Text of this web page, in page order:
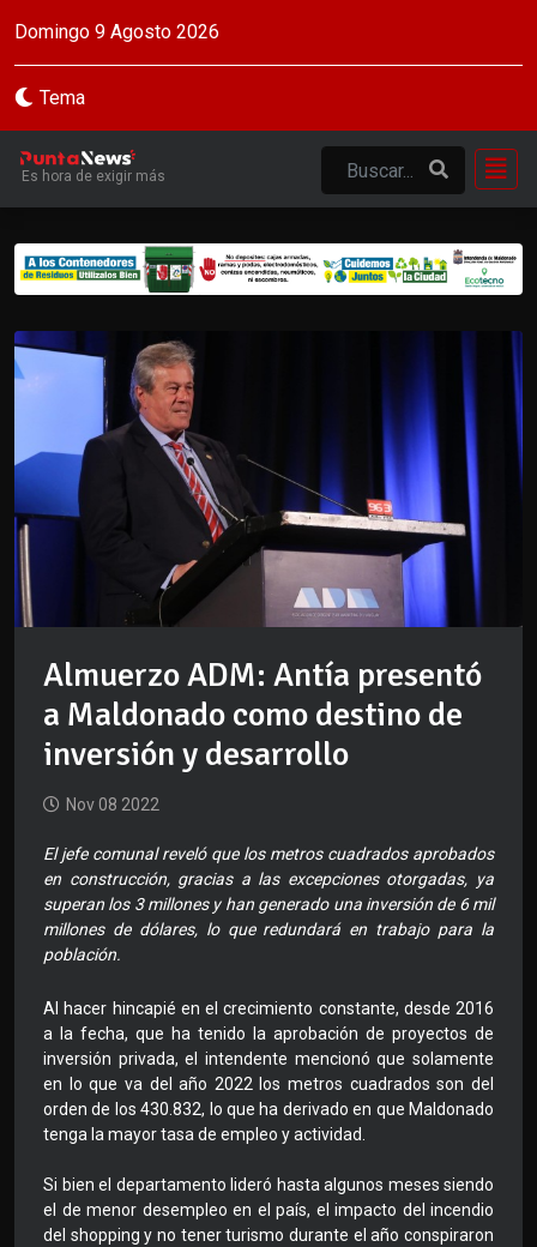
Domingo 9 Agosto 2026
Tema
Es hora de exigir más
Almuerzo ADM: Antía presentó
a Maldonado como destino de
inversión y desarrollo
Nov 08 2022
El jefe comunal reveló que los metros cuadrados aprobados
en construcción, gracias a las excepciones otorgadas, ya
superan los 3 millones y han generado una inversión de 6 mil
millones de dólares, lo que redundará en trabajo para la
población.
Al hacer hincapié en el crecimiento constante, desde 2016
a la fecha, que ha tenido la aprobación de proyectos de
inversión privada, el intendente mencionó que solamente
en lo que va del año 2022 los metros cuadrados son del
orden de los 430.832, lo que ha derivado en que Maldonado
tenga la mayor tasa de empleo y actividad.
Si bien el departamento lideró hasta algunos meses siendo
el de menor desempleo en el país, el impacto del incendio
del shopping y no tener turismo durante el año conspiraron